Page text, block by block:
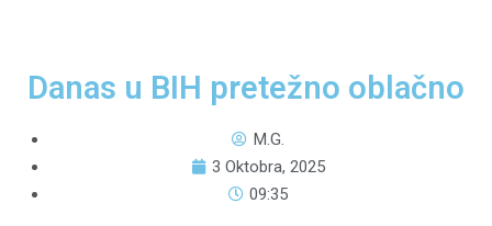
Danas u BIH pretežno oblačno
M.G.
3 Oktobra, 2025
09:35